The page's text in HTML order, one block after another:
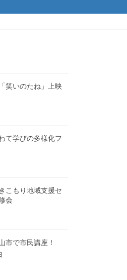
笑いのたね」上映
て学びの多様化フ
こもり地域支援セ
会
市で市民講座！